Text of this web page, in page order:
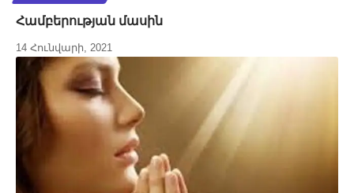
Համբերության մասին
14 Հունվարի, 2021